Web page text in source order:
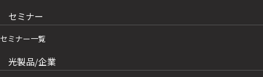
セミナー
セミナー一覧
光製品/企業